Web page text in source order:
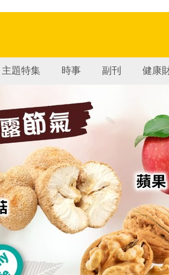
主題特集 時事 副刊 健康